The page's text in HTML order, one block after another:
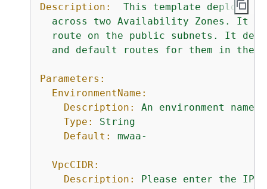
Description: This template deploys
across
two Availability Zones. It
route
on the public subnets. It
and
default routes for them in the
Parameters:
EnvironmentName:
Description:
An environment name
Type:
String
Default:
mwaa-
VpcCIDR:
Description:
Please enter the IP